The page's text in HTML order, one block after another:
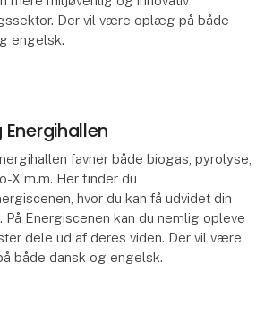
Der vil være oplæg på både
engelsk.
Energihallen
favner både biogas, pyrolyse,
X m.m. Her finder du
hvor du kan få udvidet din
På Energiscenen kan du nemlig opleve
dele ud af deres viden. Der vil være
både dansk og engelsk.